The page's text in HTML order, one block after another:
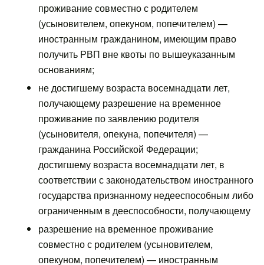
проживание совместно с родителем
(усыновителем, опекуном, попечителем) —
иностранным гражданином, имеющим право
получить РВП вне квоты по вышеуказанным
основаниям;
не достигшему возраста восемнадцати лет,
получающему разрешение на временное
проживание по заявлению родителя
(усыновителя, опекуна, попечителя) —
гражданина Российской Федерации;
достигшему возраста восемнадцати лет, в
соответствии с законодательством иностранного
государства признанному недееспособным либо
ограниченным в дееспособности, получающему
разрешение на временное проживание
совместно с родителем (усыновителем,
опекуном, попечителем) — иностранным